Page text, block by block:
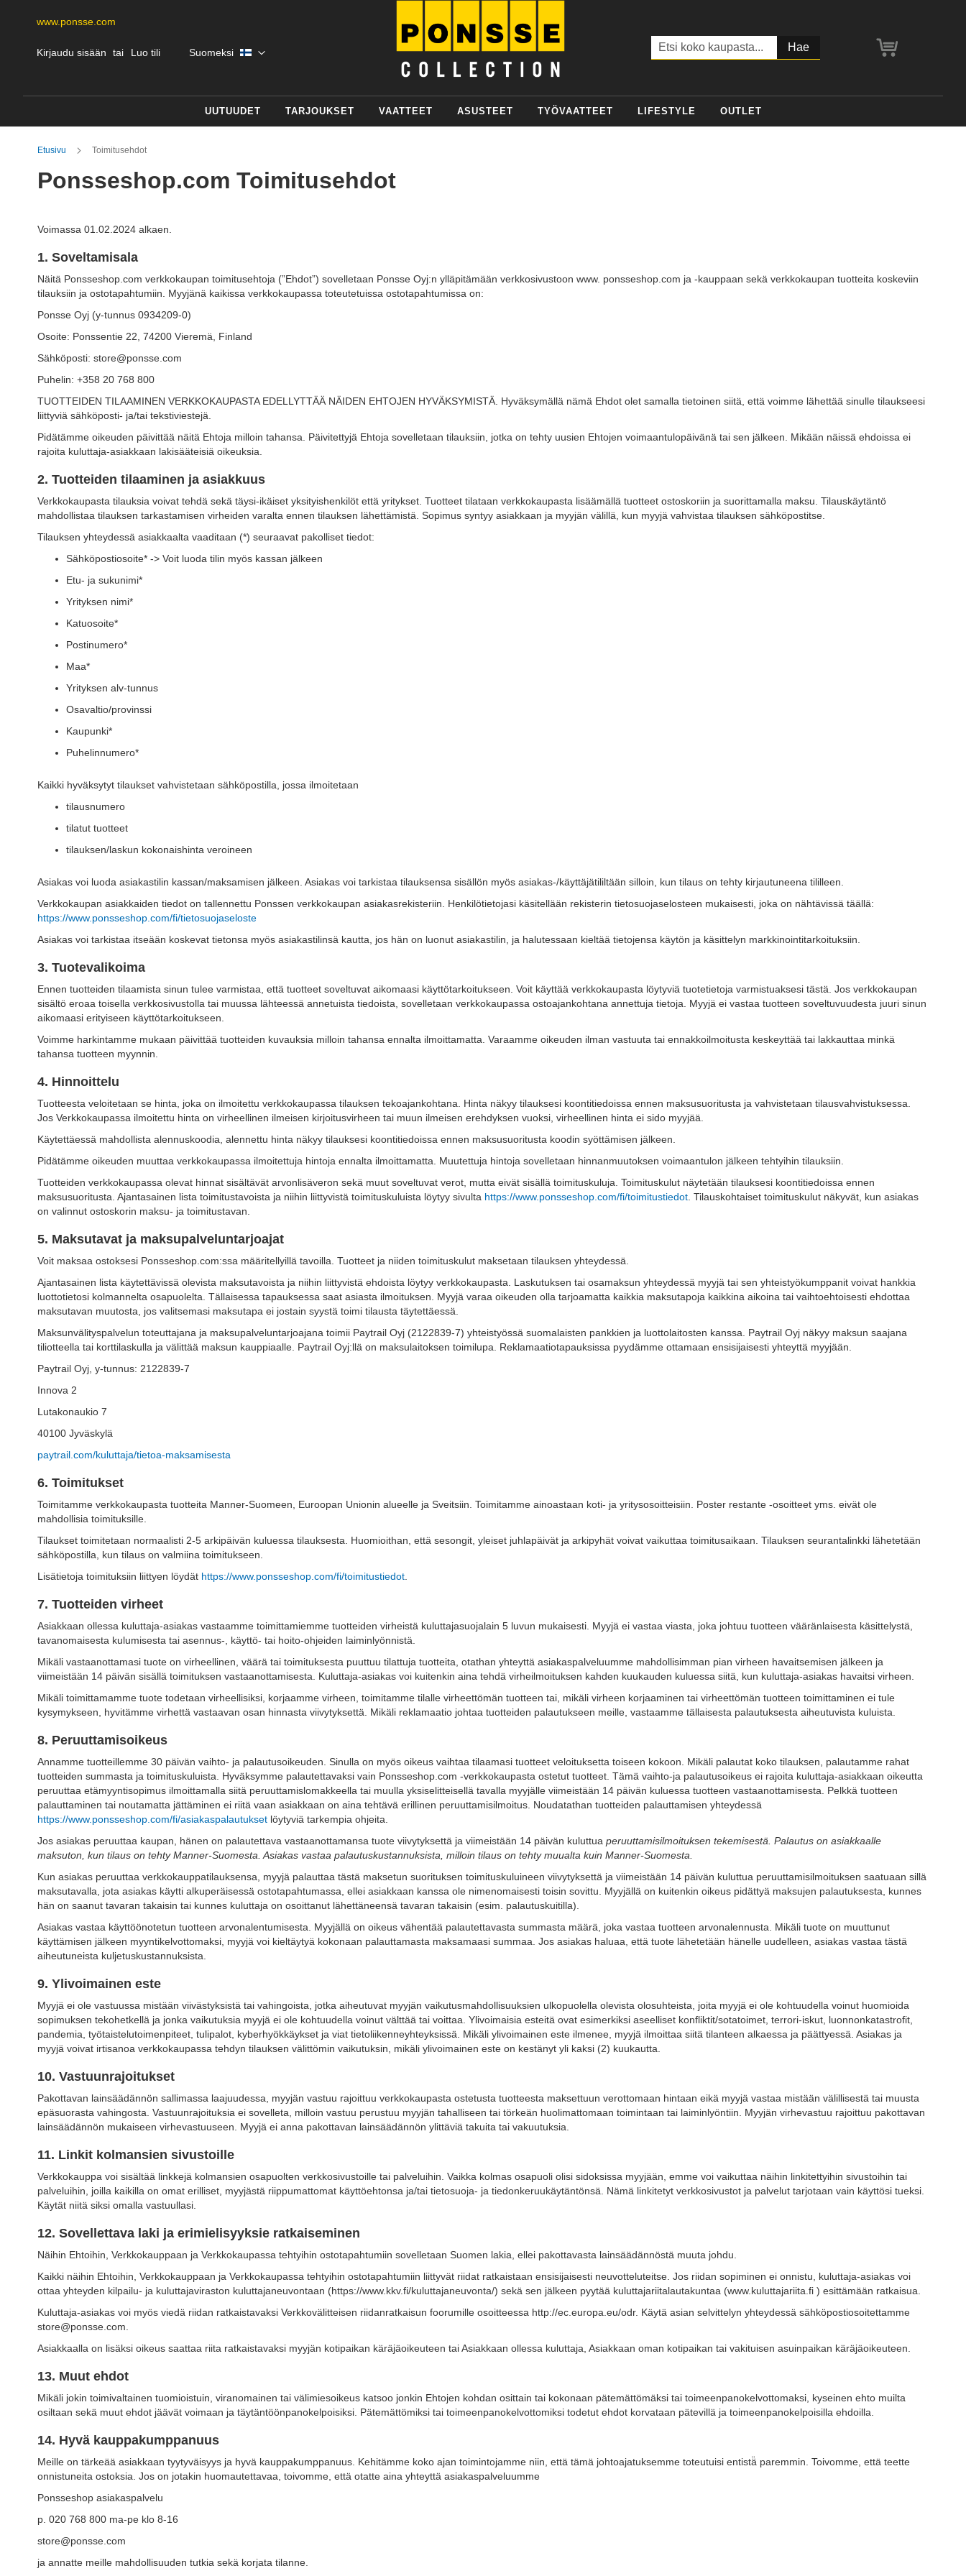
www.ponsse.com
Skip
Kirjaudu sisään Luo tili Kieli
Suomeksi
UUTUUDET TARJOUKSET VAATTEET ASUSTEET TYÖVAATTEET LIFESTYLE OUTLET
Etusivu Toimitusehdot
Ponsseshop.com Toimitusehdot
Voimassa 01.02.2024 alkaen.
1. Soveltamisala
Näitä Ponsseshop.com verkkokaupan toimitusehtoja (”Ehdot”) sovelletaan Ponsse Oyj:n ylläpitämään verkkosivustoon www. ponsseshop.com ja -kauppaan sekä verkkokaupan tuotteita koskeviin
tilauksiin ja ostotapahtumiin. Myyjänä kaikissa verkkokaupassa toteutetuissa ostotapahtumissa on:
Ponsse Oyj (y-tunnus 0934209-0)
Osoite: Ponssentie 22, 74200 Vieremä, Finland
Sähköposti: store@ponsse.com
Puhelin: +358 20 768 800
TUOTTEIDEN TILAAMINEN VERKKOKAUPASTA EDELLYTTÄÄ NÄIDEN EHTOJEN HYVÄKSYMISTÄ. Hyväksymällä nämä Ehdot olet samalla tietoinen siitä, että voimme lähettää sinulle tilaukseesi
liittyviä sähköposti- ja/tai tekstiviestejä.
Pidätämme oikeuden päivittää näitä Ehtoja milloin tahansa. Päivitettyjä Ehtoja sovelletaan tilauksiin, jotka on tehty uusien Ehtojen voimaantulopäivänä tai sen jälkeen. Mikään näissä ehdoissa ei
rajoita kuluttaja-asiakkaan lakisääteisiä oikeuksia.
2. Tuotteiden tilaaminen ja asiakkuus
Verkkokaupasta tilauksia voivat tehdä sekä täysi-ikäiset yksityishenkilöt että yritykset. Tuotteet tilataan verkkokaupasta lisäämällä tuotteet ostoskoriin ja suorittamalla maksu. Tilauskäytäntö
mahdollistaa tilauksen tarkastamisen virheiden varalta ennen tilauksen lähettämistä. Sopimus syntyy asiakkaan ja myyjän välillä, kun myyjä vahvistaa tilauksen sähköpostitse.
Tilauksen yhteydessä asiakkaalta vaaditaan (*) seuraavat pakolliset tiedot:
Sähköpostiosoite* -> Voit luoda tilin myös kassan jälkeen
Etu- ja sukunimi*
Yrityksen nimi*
Katuosoite*
Postinumero*
Maa*
Yrityksen alv-tunnus
Osavaltio/provinssi
Kaupunki*
Puhelinnumero*
Kaikki hyväksytyt tilaukset vahvistetaan sähköpostilla, jossa ilmoitetaan
tilausnumero
tilatut tuotteet
tilauksen/laskun kokonaishinta veroineen
Asiakas voi luoda asiakastilin kassan/maksamisen jälkeen. Asiakas voi tarkistaa tilauksensa sisällön myös asiakas-/käyttäjätililtään silloin, kun tilaus on tehty kirjautuneena tililleen.
Verkkokaupan asiakkaiden tiedot on tallennettu Ponssen verkkokaupan asiakasrekisteriin. Henkilötietojasi käsitellään rekisterin tietosuojaselosteen mukaisesti, joka on nähtävissä täällä:
https://www.ponsseshop.com/fi/tietosuojaseloste
Asiakas voi tarkistaa itseään koskevat tietonsa myös asiakastilinsä kautta, jos hän on luonut asiakastilin, ja halutessaan kieltää tietojensa käytön ja käsittelyn markkinointitarkoituksiin.
3. Tuotevalikoima
Ennen tuotteiden tilaamista sinun tulee varmistaa, että tuotteet soveltuvat aikomaasi käyttötarkoitukseen. Voit käyttää verkkokaupasta löytyviä tuotetietoja varmistuaksesi tästä. Jos verkkokaupan
sisältö eroaa toisella verkkosivustolla tai muussa lähteessä annetuista tiedoista, sovelletaan verkkokaupassa ostoajankohtana annettuja tietoja. Myyjä ei vastaa tuotteen soveltuvuudesta juuri sinun
aikomaasi erityiseen käyttötarkoitukseen.
Voimme harkintamme mukaan päivittää tuotteiden kuvauksia milloin tahansa ennalta ilmoittamatta. Varaamme oikeuden ilman vastuuta tai ennakkoilmoitusta keskeyttää tai lakkauttaa minkä
tahansa tuotteen myynnin.
4. Hinnoittelu
Tuotteesta veloitetaan se hinta, joka on ilmoitettu verkkokaupassa tilauksen tekoajankohtana. Hinta näkyy tilauksesi koontitiedoissa ennen maksusuoritusta ja vahvistetaan tilausvahvistuksessa.
Jos Verkkokaupassa ilmoitettu hinta on virheellinen ilmeisen kirjoitusvirheen tai muun ilmeisen erehdyksen vuoksi, virheellinen hinta ei sido myyjää.
Käytettäessä mahdollista alennuskoodia, alennettu hinta näkyy tilauksesi koontitiedoissa ennen maksusuoritusta koodin syöttämisen jälkeen.
Pidätämme oikeuden muuttaa verkkokaupassa ilmoitettuja hintoja ennalta ilmoittamatta. Muutettuja hintoja sovelletaan hinnanmuutoksen voimaantulon jälkeen tehtyihin tilauksiin.
Tuotteiden verkkokaupassa olevat hinnat sisältävät arvonlisäveron sekä muut soveltuvat verot, mutta eivät sisällä toimituskuluja. Toimituskulut näytetään tilauksesi koontitiedoissa ennen
maksusuoritusta. Ajantasainen lista toimitustavoista ja niihin liittyvistä toimituskuluista löytyy sivulta https://www.ponsseshop.com/fi/toimitustiedot. Tilauskohtaiset toimituskulut näkyvät, kun asiakas
on valinnut ostoskorin maksu- ja toimitustavan.
5. Maksutavat ja maksupalveluntarjoajat
Voit maksaa ostoksesi Ponsseshop.com:ssa määritellyillä tavoilla. Tuotteet ja niiden toimituskulut maksetaan tilauksen yhteydessä.
Ajantasainen lista käytettävissä olevista maksutavoista ja niihin liittyvistä ehdoista löytyy verkkokaupasta. Laskutuksen tai osamaksun yhteydessä myyjä tai sen yhteistyökumppanit voivat hankkia
luottotietosi kolmannelta osapuolelta. Tällaisessa tapauksessa saat asiasta ilmoituksen. Myyjä varaa oikeuden olla tarjoamatta kaikkia maksutapoja kaikkina aikoina tai vaihtoehtoisesti ehdottaa
maksutavan muutosta, jos valitsemasi maksutapa ei jostain syystä toimi tilausta täytettäessä.
Maksunvälityspalvelun toteuttajana ja maksupalveluntarjoajana toimii Paytrail Oyj (2122839-7) yhteistyössä suomalaisten pankkien ja luottolaitosten kanssa. Paytrail Oyj näkyy maksun saajana
tiliotteella tai korttilaskulla ja välittää maksun kauppiaalle. Paytrail Oyj:llä on maksulaitoksen toimilupa. Reklamaatiotapauksissa pyydämme ottamaan ensisijaisesti yhteyttä myyjään.
Paytrail Oyj, y-tunnus: 2122839-7
Innova 2
Lutakonaukio 7
40100 Jyväskylä
paytrail.com/kuluttaja/tietoa-maksamisesta
6. Toimitukset
Toimitamme verkkokaupasta tuotteita Manner-Suomeen, Euroopan Unionin alueelle ja Sveitsiin. Toimitamme ainoastaan koti- ja yritysosoitteisiin. Poster restante -osoitteet yms. eivät ole
mahdollisia toimituksille.
Tilaukset toimitetaan normaalisti 2-5 arkipäivän kuluessa tilauksesta. Huomioithan, että sesongit, yleiset juhlapäivät ja arkipyhät voivat vaikuttaa toimitusaikaan. Tilauksen seurantalinkki lähetetään
sähköpostilla, kun tilaus on valmiina toimitukseen.
Lisätietoja toimituksiin liittyen löydät https://www.ponsseshop.com/fi/toimitustiedot.
7. Tuotteiden virheet
Asiakkaan ollessa kuluttaja-asiakas vastaamme toimittamiemme tuotteiden virheistä kuluttajasuojalain 5 luvun mukaisesti. Myyjä ei vastaa viasta, joka johtuu tuotteen vääränlaisesta käsittelystä,
tavanomaisesta kulumisesta tai asennus-, käyttö- tai hoito-ohjeiden laiminlyönnistä.
Mikäli vastaanottamasi tuote on virheellinen, väärä tai toimituksesta puuttuu tilattuja tuotteita, otathan yhteyttä asiakaspalveluumme mahdollisimman pian virheen havaitsemisen jälkeen ja
viimeistään 14 päivän sisällä toimituksen vastaanottamisesta. Kuluttaja-asiakas voi kuitenkin aina tehdä virheilmoituksen kahden kuukauden kuluessa siitä, kun kuluttaja-asiakas havaitsi virheen.
Mikäli toimittamamme tuote todetaan virheellisiksi, korjaamme virheen, toimitamme tilalle virheettömän tuotteen tai, mikäli virheen korjaaminen tai virheettömän tuotteen toimittaminen ei tule
kysymykseen, hyvitämme virhettä vastaavan osan hinnasta viivytyksettä. Mikäli reklamaatio johtaa tuotteiden palautukseen meille, vastaamme tällaisesta palautuksesta aiheutuvista kuluista.
8. Peruuttamisoikeus
Annamme tuotteillemme 30 päivän vaihto- ja palautusoikeuden. Sinulla on myös oikeus vaihtaa tilaamasi tuotteet veloituksetta toiseen kokoon. Mikäli palautat koko tilauksen, palautamme rahat
tuotteiden summasta ja toimituskuluista. Hyväksymme palautettavaksi vain Ponsseshop.com -verkkokaupasta ostetut tuotteet. Tämä vaihto-ja palautusoikeus ei rajoita kuluttaja-asiakkaan oikeutta
peruuttaa etämyyntisopimus ilmoittamalla siitä peruuttamislomakkeella tai muulla yksiselitteisellä tavalla myyjälle viimeistään 14 päivän kuluessa tuotteen vastaanottamisesta. Pelkkä tuotteen
palauttaminen tai noutamatta jättäminen ei riitä vaan asiakkaan on aina tehtävä erillinen peruuttamisilmoitus. Noudatathan tuotteiden palauttamisen yhteydessä
https://www.ponsseshop.com/fi/asiakaspalautukset löytyviä tarkempia ohjeita.
Jos asiakas peruuttaa kaupan, hänen on palautettava vastaanottamansa tuote viivytyksettä ja viimeistään 14 päivän kuluttua peruuttamisilmoituksen tekemisestä. Palautus on asiakkaalle
maksuton, kun tilaus on tehty Manner-Suomesta. Asiakas vastaa palautuskustannuksista, milloin tilaus on tehty muualta kuin Manner-Suomesta.
Kun asiakas peruuttaa verkkokauppatilauksensa, myyjä palauttaa tästä maksetun suorituksen toimituskuluineen viivytyksettä ja viimeistään 14 päivän kuluttua peruuttamisilmoituksen saatuaan sillä
maksutavalla, jota asiakas käytti alkuperäisessä ostotapahtumassa, ellei asiakkaan kanssa ole nimenomaisesti toisin sovittu. Myyjällä on kuitenkin oikeus pidättyä maksujen palautuksesta, kunnes
hän on saanut tavaran takaisin tai kunnes kuluttaja on osoittanut lähettäneensä tavaran takaisin (esim. palautuskuitilla).
Asiakas vastaa käyttöönotetun tuotteen arvonalentumisesta. Myyjällä on oikeus vähentää palautettavasta summasta määrä, joka vastaa tuotteen arvonalennusta. Mikäli tuote on muuttunut
käyttämisen jälkeen myyntikelvottomaksi, myyjä voi kieltäytyä kokonaan palauttamasta maksamaasi summaa. Jos asiakas haluaa, että tuote lähetetään hänelle uudelleen, asiakas vastaa tästä
aiheutuneista kuljetuskustannuksista.
9. Ylivoimainen este
Myyjä ei ole vastuussa mistään viivästyksistä tai vahingoista, jotka aiheutuvat myyjän vaikutusmahdollisuuksien ulkopuolella olevista olosuhteista, joita myyjä ei ole kohtuudella voinut huomioida
sopimuksen tekohetkellä ja jonka vaikutuksia myyjä ei ole kohtuudella voinut välttää tai voittaa. Ylivoimaisia esteitä ovat esimerkiksi aseelliset konfliktit/sotatoimet, terrori-iskut, luonnonkatastrofit,
pandemia, työtaistelutoimenpiteet, tulipalot, kyberhyökkäykset ja viat tietoliikenneyhteyksissä. Mikäli ylivoimainen este ilmenee, myyjä ilmoittaa siitä tilanteen alkaessa ja päättyessä. Asiakas ja
myyjä voivat irtisanoa verkkokaupassa tehdyn tilauksen välittömin vaikutuksin, mikäli ylivoimainen este on kestänyt yli kaksi (2) kuukautta.
10. Vastuunrajoitukset
Pakottavan lainsäädännön sallimassa laajuudessa, myyjän vastuu rajoittuu verkkokaupasta ostetusta tuotteesta maksettuun verottomaan hintaan eikä myyjä vastaa mistään välillisestä tai muusta
epäsuorasta vahingosta. Vastuunrajoituksia ei sovelleta, milloin vastuu perustuu myyjän tahalliseen tai törkeän huolimattomaan toimintaan tai laiminlyöntiin. Myyjän virhevastuu rajoittuu pakottavan
lainsäädännön mukaiseen virhevastuuseen. Myyjä ei anna pakottavan lainsäädännön ylittäviä takuita tai vakuutuksia.
11. Linkit kolmansien sivustoille
Verkkokauppa voi sisältää linkkejä kolmansien osapuolten verkkosivustoille tai palveluihin. Vaikka kolmas osapuoli olisi sidoksissa myyjään, emme voi vaikuttaa näihin linkitettyihin sivustoihin tai
palveluihin, joilla kaikilla on omat erilliset, myyjästä riippumattomat käyttöehtonsa ja/tai tietosuoja- ja tiedonkeruukäytäntönsä. Nämä linkitetyt verkkosivustot ja palvelut tarjotaan vain käyttösi tueksi.
Käytät niitä siksi omalla vastuullasi.
12. Sovellettava laki ja erimielisyyksie ratkaiseminen
Näihin Ehtoihin, Verkkokauppaan ja Verkkokaupassa tehtyihin ostotapahtumiin sovelletaan Suomen lakia, ellei pakottavasta lainsäädännöstä muuta johdu.
Kaikki näihin Ehtoihin, Verkkokauppaan ja Verkkokaupassa tehtyihin ostotapahtumiin liittyvät riidat ratkaistaan ensisijaisesti neuvotteluteitse. Jos riidan sopiminen ei onnistu, kuluttaja-asiakas voi
ottaa yhteyden kilpailu- ja kuluttajaviraston kuluttajaneuvontaan (https://www.kkv.fi/kuluttajaneuvonta/) sekä sen jälkeen pyytää kuluttajariitalautakuntaa (www.kuluttajariita.fi ) esittämään ratkaisua.
Kuluttaja-asiakas voi myös viedä riidan ratkaistavaksi Verkkovälitteisen riidanratkaisun foorumille osoitteessa http://ec.europa.eu/odr. Käytä asian selvittelyn yhteydessä sähköpostiosoitettamme
store@ponsse.com.
Asiakkaalla on lisäksi oikeus saattaa riita ratkaistavaksi myyjän kotipaikan käräjäoikeuteen tai Asiakkaan ollessa kuluttaja, Asiakkaan oman kotipaikan tai vakituisen asuinpaikan käräjäoikeuteen.
13. Muut ehdot
Mikäli jokin toimivaltainen tuomioistuin, viranomainen tai välimiesoikeus katsoo jonkin Ehtojen kohdan osittain tai kokonaan pätemättömäksi tai toimeenpanokelvottomaksi, kyseinen ehto muilta
osiltaan sekä muut ehdot jäävät voimaan ja täytäntöönpanokelpoisiksi. Pätemättömiksi tai toimeenpanokelvottomiksi todetut ehdot korvataan pätevillä ja toimeenpanokelpoisilla ehdoilla.
14. Hyvä kauppakumppanuus
Meille on tärkeää asiakkaan tyytyväisyys ja hyvä kauppakumppanuus. Kehitämme koko ajan toimintojamme niin, että tämä johtoajatuksemme toteutuisi entistä̈ paremmin. Toivomme, että teette
onnistuneita ostoksia. Jos on jotakin huomautettavaa, toivomme, että otatte aina yhteyttä asiakaspalveluumme
Ponsseshop asiakaspalvelu
p. 020 768 800 ma-pe klo 8-16
store@ponsse.com
ja annatte meille mahdollisuuden tutkia sekä korjata tilanne.